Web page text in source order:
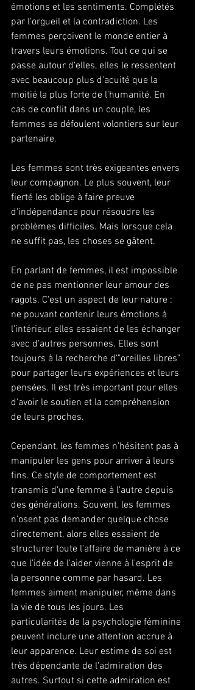
émotions et les sentiments. Complétés
par l'orgueil et la contradiction. Les
femmes perçoivent le monde entier à
travers leurs émotions. Tout ce qui se
passe autour d'elles, elles le ressentent
avec beaucoup plus d'acuité que la
moitié la plus forte de l'humanité. En
cas de conflit dans un couple, les
femmes se défoulent volontiers sur leur
partenaire.
Les femmes sont très exigeantes envers
leur compagnon. Le plus souvent, leur
fierté les oblige à faire preuve
d'indépendance pour résoudre les
problèmes difficiles. Mais lorsque cela
ne suffit pas, les choses se gâtent.
En parlant de femmes, il est impossible
de ne pas mentionner leur amour des
ragots. C'est un aspect de leur nature :
ne pouvant contenir leurs émotions à
l'intérieur, elles essaient de les échanger
avec d'autres personnes. Elles sont
toujours à la recherche d'"oreilles libres"
pour partager leurs expériences et leurs
pensées. Il est très important pour elles
d'avoir le soutien et la compréhension
de leurs proches.
Cependant, les femmes n'hésitent pas à
manipuler les gens pour arriver à leurs
fins. Ce style de comportement est
transmis d'une femme à l'autre depuis
des générations. Souvent, les femmes
n'osent pas demander quelque chose
directement, alors elles essaient de
structurer toute l'affaire de manière à ce
que l'idée de l'aider vienne à l'esprit de
la personne comme par hasard. Les
femmes aiment manipuler, même dans
la vie de tous les jours. Les
particularités de la psychologie féminine
peuvent inclure une attention accrue à
leur apparence. Leur estime de soi est
très dépendante de l'admiration des
autres. Surtout si cette admiration est